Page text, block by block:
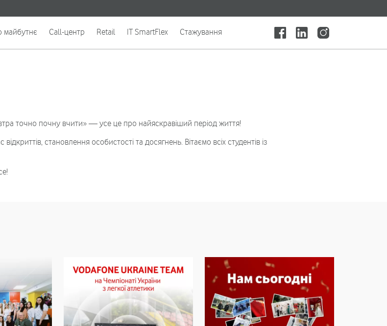
майбутнє Call-центр Retail IT SmartFlex Стажування
точно почну вчити» — усе це про найяскравіший період життя!
становлення особистості та досягнень. Вітаємо всіх студентів із